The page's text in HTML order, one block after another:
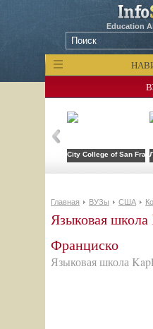
Education
City College of San
Главная ВУЗы США
Языковая
Франциско
Языковая школа